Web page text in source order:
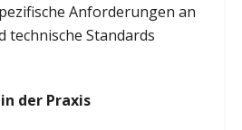
Anforderungen an
technische Standards
der Praxis